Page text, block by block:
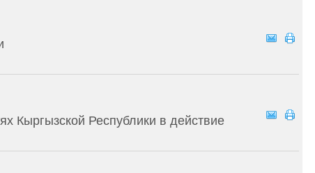
Кыргызской Республики в действие